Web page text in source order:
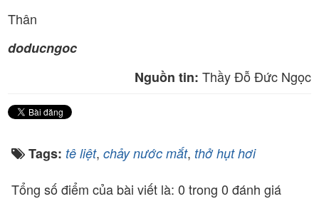
Thân
doducngoc
Nguồn tin: Thầy Đỗ Đức Ngọc
Tags: tê liệt, chảy nước mắt, thở hụt hơi
Tổng số điểm của bài viết là: 0 trong 0 đánh giá